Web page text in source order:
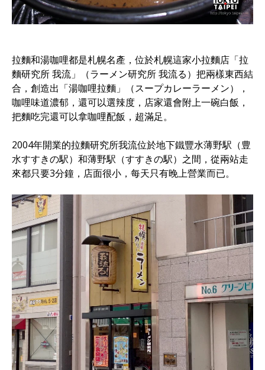
拉麵和湯咖哩都是札幌名產，位於札幌這家小拉麵店「拉
麵研究所 我流」（ラーメン研究所 我流る）把兩樣東西結
合，創造出「湯咖哩拉麵」（スープカレーラーメン），
咖哩味道濃郁，還可以選辣度，店家還會附上一碗白飯，
把麵吃完還可以拿咖哩配飯，超滿足。
2004年開業的拉麵研究所我流位於地下鐵豐水薄野駅（豊
水すすきの駅）和薄野駅（すすきの駅）之間，從兩站走
來都只要3分鐘，店面很小，每天只有晚上營業而已。